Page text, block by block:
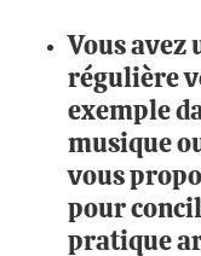
Vous
régulière
exemple
musique
vous
pour
pratique